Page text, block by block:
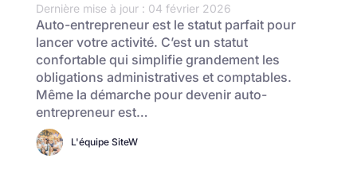
Dernière mise à jour : 04 février 2026
Auto-entrepreneur est le statut parfait pour
lancer votre activité. C’est un statut
confortable qui simplifie grandement les
obligations administratives et comptables.
Même la démarche pour devenir auto-
entrepreneur est…
L'équipe SiteW